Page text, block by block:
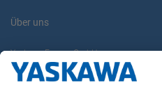
Über uns
Yaskawa Europe GmbH
Karriere